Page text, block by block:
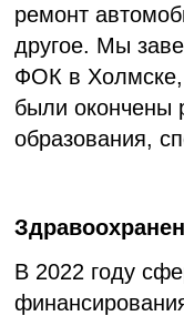
ремонт
другое. Мы
ФОК в Холмске,
были окончены
образования,
В 2022 году